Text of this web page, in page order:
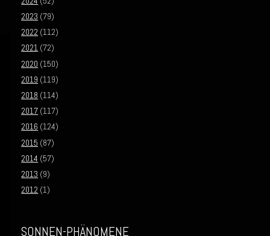
2023 (79)
2022 (112)
2021 (72)
2020 (150)
2019 (119)
2018 (114)
2017 (117)
2016 (124)
2015 (87)
2014 (57)
2013 (9)
2012 (1)
SONNEN-PHÄNOMENE